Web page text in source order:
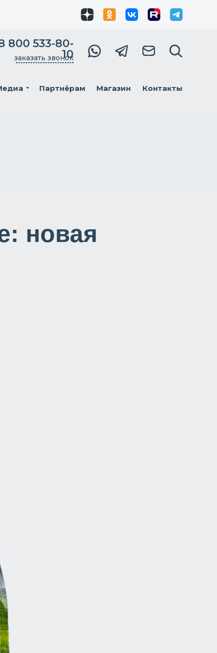
800 533-80-
10
заказать звонок
Партнёрам Магазин Контакты
новая